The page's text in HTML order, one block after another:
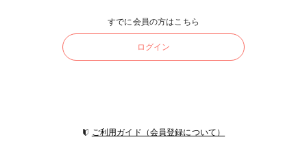
すでに会員の方はこちら
ログイン
ご利用ガイド（会員登録について）